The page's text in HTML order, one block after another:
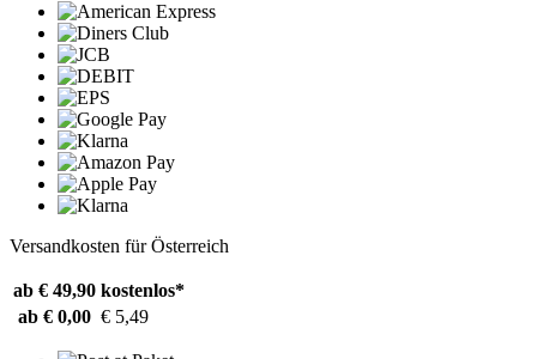
Versandkosten für Österreich
ab € 49,90 kostenlos*
ab € 0,00 € 5,49